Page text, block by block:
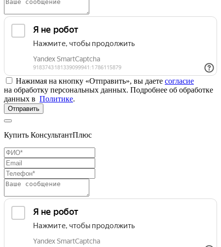
Нажимая на кнопку «Отправить», вы даете согласие
на обработку персональных данных. Подробнее об обработке
данных в Политике.
Отправить
Купить КонсультантПлюс